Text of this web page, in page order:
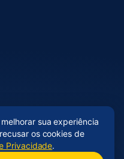
sua experiência
os cookies de
Privacidade.